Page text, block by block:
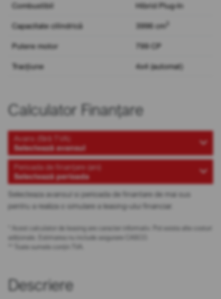
Combustibil Hibrid Plug-In
Capacitate cilindrică 3996 cm
Putere motor 799 CP
Tracțiune 4x4 (automat)
Calculator Finanțare
Avans (fără TVA)
Selectează avansul
Perioada de finanțare (ani)
Selectează perioada
Selecteaza avansul si perioada de finantare de mai sus
pentru a realiza o simulare a leasing-ului financiar.
* Acest calculator de leasing are caracter informativ. Pot exista alte costuri
adiționale. Estimarea nu include asigurare CASCO.
** Toate sumele conțin TVA.
Descriere